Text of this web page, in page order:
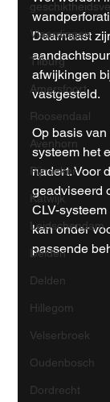
Vlaardingen
Tilburg
Amersfoort
Roosendaal
Avenhorn
Pijnacker
Katwijk
Leidschendam
Delden
Delden
Hillegom
Velserbroek
Oudenbosch
Dordrecht
Daarnaast
afwijkingen
vastgesteld.
Op basis
systeem het
nadert. Voor
geadviseerd
CLV-
kan onder
passende